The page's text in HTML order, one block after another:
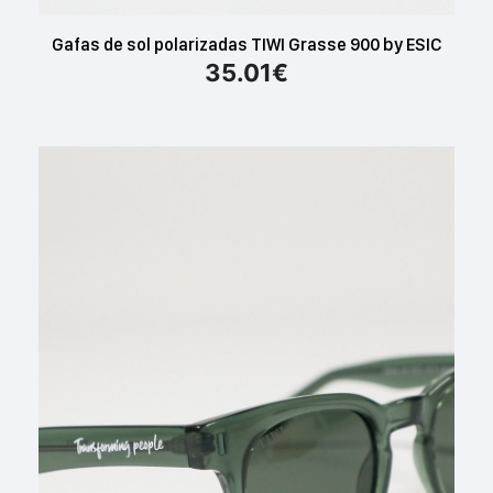
Gafas de sol polarizadas TIWI Grasse 900 by ESIC
35.01€